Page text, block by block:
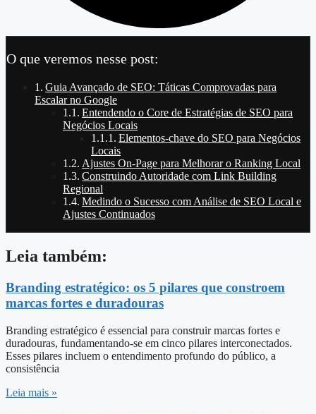
O que veremos nesse post:
Guia Avançado de SEO: Táticas Comprovadas para
Escalar no Google
Entendendo o Core de Estratégias de SEO para
Negócios Locais
Elementos-chave do SEO para Negócios
Locais
Ajustes On-Page para Melhorar o Ranking Local
Construindo Autoridade com Link Building
Regional
Medindo o Sucesso com Análise de SEO Local e
Ajustes Continuados
Leia também:
Branding estratégico: os 5 pilares que constroem
marcas fortes e duradouras
Branding estratégico é essencial para construir marcas fortes e
duradouras, fundamentando-se em cinco pilares interconectados.
Esses pilares incluem o entendimento profundo do público, a
consistência
Leia mais »